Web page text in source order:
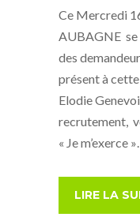
Ce Mercredi
AUBAGNE se
des
présent à
Elodie
recrutement,
« Je m’exerce
LIRE LA